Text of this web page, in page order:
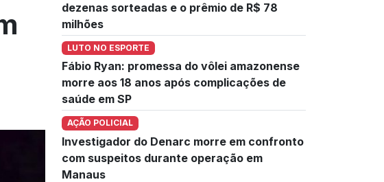
dezenas sorteadas e o prêmio de R$ 78
milhões
LUTO NO ESPORTE
Fábio Ryan: promessa do vôlei amazonense
morre aos 18 anos após complicações de
saúde em SP
AÇÃO POLICIAL
Investigador do Denarc morre em confronto
com suspeitos durante operação em
Manaus